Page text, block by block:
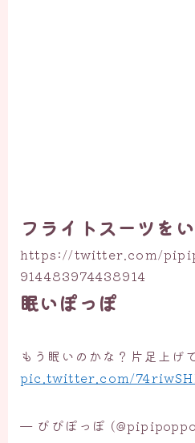
フライトスーツを
https://twitter.com/
914483974438914
眠いぽっぽ
もう眠いのかな？片足上げ
pic.twitter.com/
— ぴぴぽっぽ